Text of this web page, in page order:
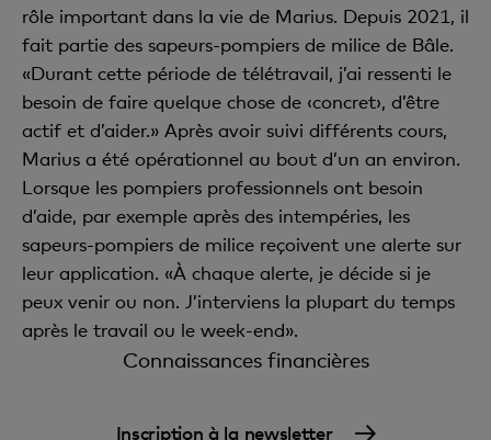
rôle important dans la vie de Marius. Depuis 2021, il
fait partie des sapeurs-pompiers de milice de Bâle.
«Durant cette période de télétravail, j’ai ressenti le
besoin de faire quelque chose de ‹concret›, d’être
actif et d’aider.» Après avoir suivi différents cours,
Marius a été opérationnel au bout d’un an environ.
Lorsque les pompiers professionnels ont besoin
d’aide, par exemple après des intempéries, les
sapeurs-pompiers de milice reçoivent une alerte sur
leur application. «À chaque alerte, je décide si je
peux venir ou non. J’interviens la plupart du temps
après le travail ou le week-end».
Connaissances financières
Inscription à la newsletter